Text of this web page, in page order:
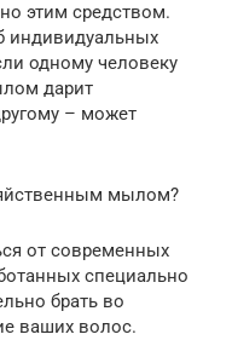
этим средством.
индивидуальных
одному человеку
дарит
– может
мылом?
от современных
специально
брать во
ваших волос.